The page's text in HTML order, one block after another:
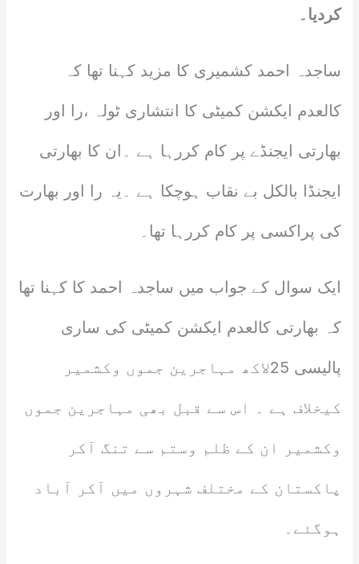
کردیا۔
ساجدہ احمد کشمیری کا مزید کہنا تھا کہ
کالعدم ایکشن کمیٹی کا انتشاری ٹولہ ،را اور
بھارتی ایجنڈے پر کام کررہا ہے ۔ان کا بھارتی
ایجنڈا بالکل بے نقاب ہوچکا ہے ۔یہ را اور بھارت
کی پراکسی پر کام کررہا تھا۔
ایک سوال کے جواب میں ساجدہ احمد کا کہنا تھا
کہ بھارتی کالعدم ایکشن کمیٹی کی ساری
پالیسی 25لاکھ مہاجرین جموں وکشمیر
کیخلاف ہے ۔ اس سے قبل بھی مہاجرین جموں
وکشمیر ان کے ظلم وستم سے تنگ آکر
پاکستان کے مختلف شہروں میں آکر آباد
ہوگئے۔